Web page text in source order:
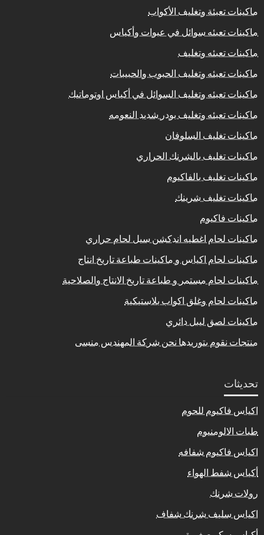
ماكينات تعبئة وتغليف الأكواب
ماكينات تعبئه سوائل في عبوات وأكياس
ماكينات تعبئه وتغليف
ماكينات تعبئه وتغليف الحبوب والحبيبات
ماكينات تعبئه وتغليف السوائل في أكياس اوتوماتيك
ماكينات تعبئه وتغليف بودر شديد النعومه
ماكينات تغليف السلوفان
ماكينات تغليف بالشرنك الحراري
ماكينات تغليف بالفاكيوم
ماكينات تغليف شرينك
ماكينات فاكيوم
ماكينات لحام اغطيه اندكشن سيل لحام حراري
ماكينات لحام اكياس و ماكينات طباعة تاريخ انتاج
ماكينات لحام مستمر و طباعة تاريخ الانتاج والصلاحية
ماكينات لحام وغلق اكواب بلاستيكية
ماكينات لصق ليبل دائري
منتجات نقوم بتوريدها نحن شركة المهندس منسى
تحديثات
اكياس فاكيوم للحوم
طبات الالومنيوم
اكياس فاكيوم شفافه
أكياس شفط الهواء
رولات شرنك
اكياس سليف شرنك شفاف